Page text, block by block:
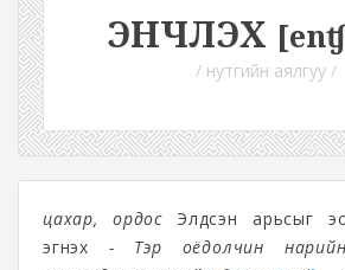
ЭНЧЛЭХ
/ нутгийн аялгуу /
цахар, ордос Элдсэн арьсыг
эгнэх - Тэр оёдолчин